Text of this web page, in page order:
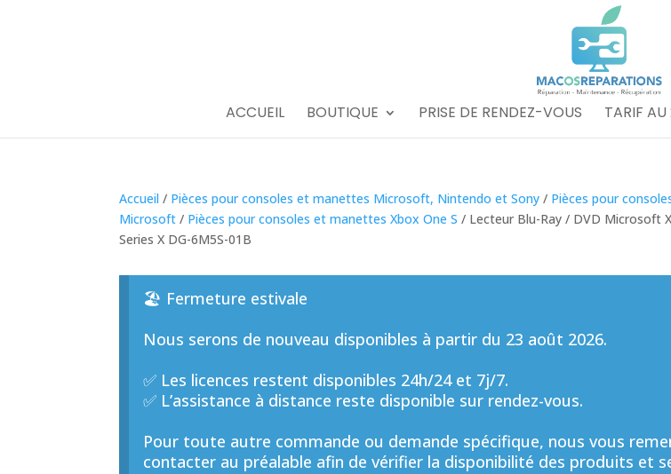
ACCUEIL BOUTIQUE PRISE DE RENDEZ-VOUS TARIF
Accueil / Pièces pour consoles et manettes Microsoft, Nintendo et Sony / Pièces pour
Microsoft / Pièces pour consoles et manettes Xbox One S / Lecteur Blu-Ray / DVD Microsoft
Series X DG-6M5S-01B
🏖️ Fermeture estivale
Nous serons de nouveau disponibles à partir du 23 août 2026.
✅ Les licences restent disponibles 24h/24 et 7j/7.
✅ L’assistance à distance reste disponible sur rendez-vous.
Pour toute autre commande ou demande spécifique, nous vous
contacter au préalable afin de vérifier la disponibilité des produits et